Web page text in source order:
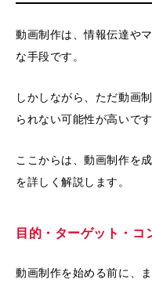
動画制作は、情報伝達や
な手段です。
しかしながら、ただ動画
られない可能性が高いです
ここからは、動画制作を
を詳しく解説します。
目的・ターゲット・コ
動画制作を始める前に、